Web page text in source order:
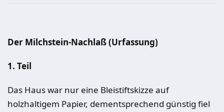
Der Milchstein-Nachlaß (Urfassung)
1. Teil
Das Haus war nur eine Bleistiftskizze auf
holzhaltigem Papier, dementsprechend günstig fiel